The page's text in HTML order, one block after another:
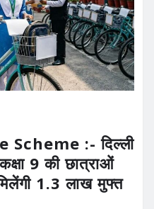
:- दिल्ली
9 की छात्राओं
1.3 लाख मुफ्त